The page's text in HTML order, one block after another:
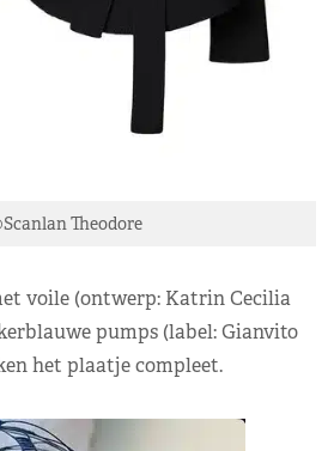
Theodore
voile (ontwerp: Katrin Cecilia
pumps (label: Gianvito
het plaatje compleet.